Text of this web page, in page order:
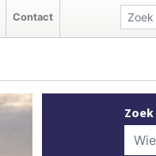
Contact